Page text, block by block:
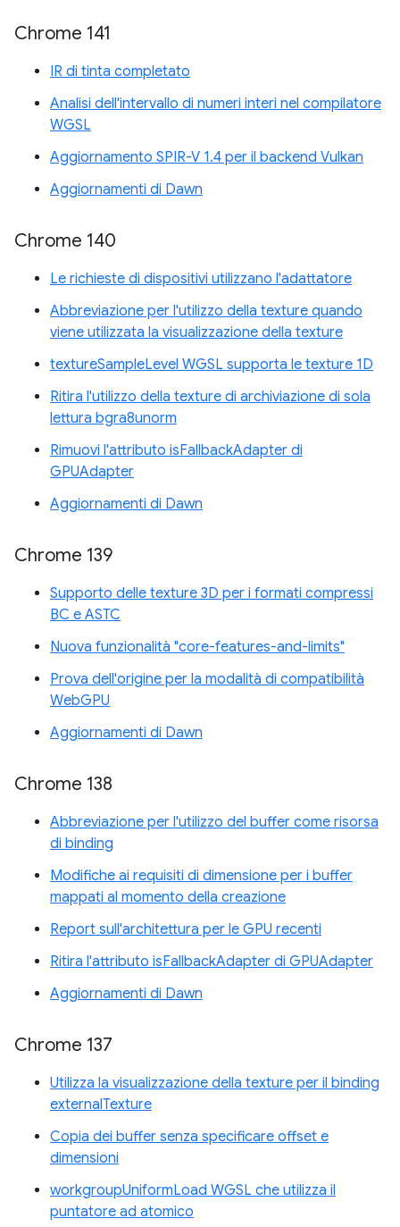
Chrome 141
IR di tinta completato
Analisi dell'intervallo di numeri interi nel compilatore
WGSL
Aggiornamento SPIR-V 1.4 per il backend Vulkan
Aggiornamenti di Dawn
Chrome 140
Le richieste di dispositivi utilizzano l'adattatore
Abbreviazione per l'utilizzo della texture quando
viene utilizzata la visualizzazione della texture
textureSampleLevel WGSL supporta le texture 1D
Ritira l'utilizzo della texture di archiviazione di sola
lettura bgra8unorm
Rimuovi l'attributo isFallbackAdapter di
GPUAdapter
Aggiornamenti di Dawn
Chrome 139
Supporto delle texture 3D per i formati compressi
BC e ASTC
Nuova funzionalità "core-features-and-limits"
Prova dell'origine per la modalità di compatibilità
WebGPU
Aggiornamenti di Dawn
Chrome 138
Abbreviazione per l'utilizzo del buffer come risorsa
di binding
Modifiche ai requisiti di dimensione per i buffer
mappati al momento della creazione
Report sull'architettura per le GPU recenti
Ritira l'attributo isFallbackAdapter di GPUAdapter
Aggiornamenti di Dawn
Chrome 137
Utilizza la visualizzazione della texture per il binding
externalTexture
Copia dei buffer senza specificare offset e
dimensioni
workgroupUniformLoad WGSL che utilizza il
puntatore ad atomico